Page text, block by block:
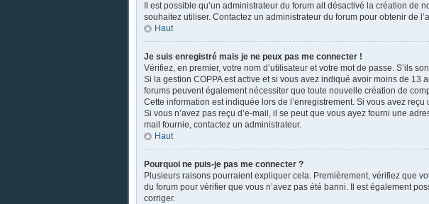
Il est possible qu’un administrateur du forum ait désactivé la création
souhaitez utiliser. Contactez un administrateur du forum pour obtenir de
Haut
Je suis enregistré mais je ne peux pas me connecter !
Vérifiez, en premier, votre nom d’utilisateur et votre mot de passe. S’ils
Si la gestion COPPA est active et si vous avez indiqué avoir moins de
forums peuvent également nécessiter que toute nouvelle création de
Cette information est indiquée lors de l’enregistrement. Si vous avez
Si vous n’avez pas reçu d’e-mail, il se peut que vous ayez fourni une
mail fournie, contactez un administrateur.
Haut
Pourquoi ne puis-je pas me connecter ?
Plusieurs raisons pourraient expliquer cela. Premièrement, vérifiez que
du forum pour vérifier que vous n’avez pas été banni. Il est également
corriger.